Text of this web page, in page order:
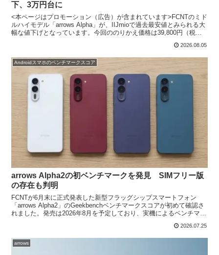
下、3万円台に
<本ページはプロモーション（広告）が含まれています>FCNTのミド
ルハイモデル「arrows Alpha」が、IIJmioで過去最安値とみられる大
幅な値下げとなっています。今回ののりかえ価格は39,800円（税
2026.08.05
Androidスマホのベンチマークスコア
arrows Alpha2の初ベンチマークを発見 SIMフリー版
の存在も判明
FCNTが6月末に正式発表した新型フラッグシップスマートフォン
「arrows Alpha2」のGeekbenchベンチマークスコアが初めて確認さ
れました。発売は2026年8月を予定しており、実機によるベンチマー
2026.07.25
arrows